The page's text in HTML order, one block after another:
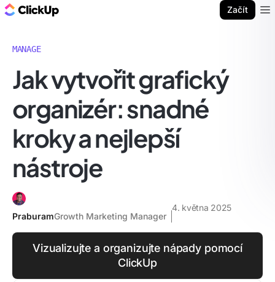
Začít
MANAGE
Jak vytvořit grafický
organizér: snadné
kroky a nejlepší
nástroje
PraburamGrowth Marketing Manager
4. května 2025
Vizualizujte a organizujte nápady pomocí
ClickUp